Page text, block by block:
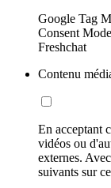
Google Tag
Consent
Freshchat
Contenu
En acceptant
vidéos ou
externes.
suivants sur